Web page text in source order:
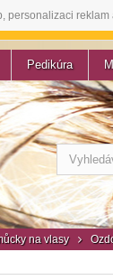
personalizaci
Pedikúra
na vlasy